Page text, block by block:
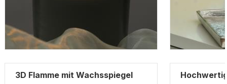
3D Flamme mit Wachsspiegel